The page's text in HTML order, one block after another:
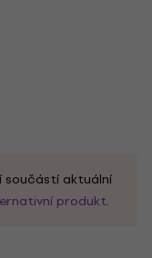
součástí aktuální
produkt.